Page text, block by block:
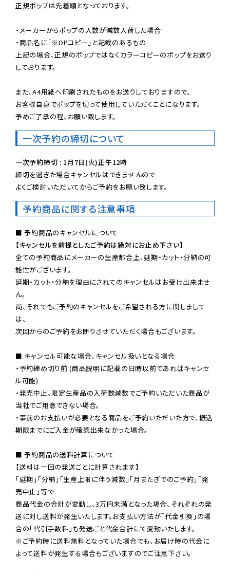
正規ポップは先着順となっております。
・メーカーからポップの入数が減数入荷した場合
・商品名に「※DPコピー」と記載のあるもの
上記の場合、正規のポップではなくカラーコピーのポップをお送り
しております。
また、A4用紙へ印刷されたものをお送りしておりますので、
お客様自身でポップを切って使用していただくことになります。
予めご了承の程、お願い致します。
一次予約の締切について
一次予約締切 : 1月7日(火)正午12時
締切を過ぎた場合キャンセルはできませんので
よくご検討いただいてからご予約をお願い致します。
予約商品に関する注意事項
【キャンセルを前提としたご予約は絶対にお止め下さい】
全ての予約商品にメーカーの生産都合上、延期・カット・分納の可
能性がございます。
延期・カット・分納を理由にされてのキャンセルはお受け出来ませ
ん。
尚、それでもご予約のキャンセルをご希望される方に関しまして
は、
次回からのご予約をお断りさせていただく場合もございます。
■ キャンセル可能な場合、キャンセル扱いとなる場合
・予約締め切り前 (商品説明に記載の日時以前であればキャンセ
ル可能)
・発売中止、限定生産品の入荷数減数でご予約いただいた商品が
当社でご用意できない場合。
・事前のお支払いが必要となる商品をご予約いただいた方で、振込
期限までにご入金が確認出来なかった場合。
■ 予約商品の送料計算について
【送料は一回の発送ごとに計算されます】
「延期」「分納」「生産上限に伴う減数」「月またぎでのご予約」「発
売中止」等で
商品代金の合計が変動し、3万円未満となった場合、それぞれの発
送に対し送料が発生いたします。お支払い方法が「代金引換」の場
※ご予約時に送料無料となっていた場合でも、お届け時の代金に
よって送料が発生する場合もございますのでご注意下さい。